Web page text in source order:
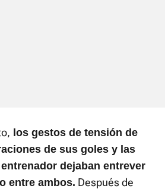
los gestos de tensión de
de sus goles y las
dejaban entrever
entre ambos. Después de